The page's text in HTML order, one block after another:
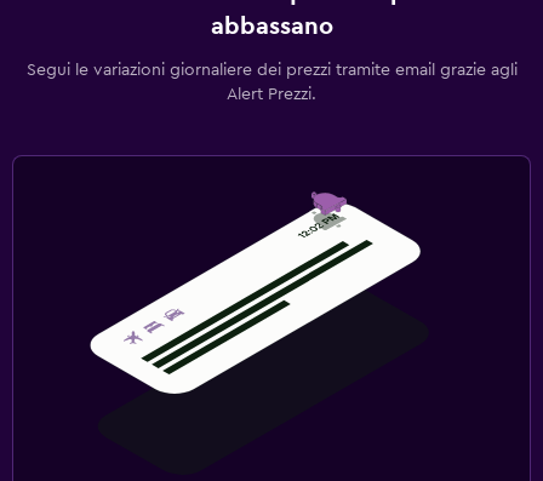
abbassano
Segui le variazioni giornaliere dei prezzi tramite email grazie agli
Alert Prezzi.